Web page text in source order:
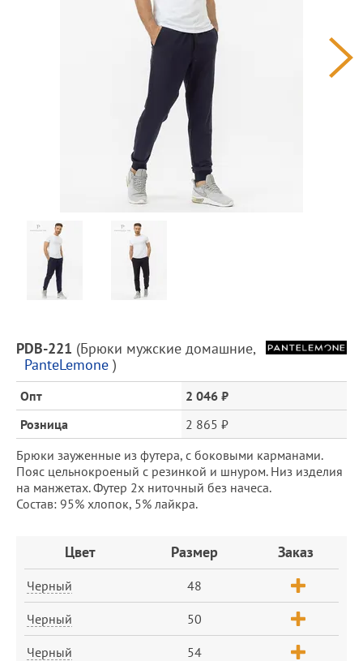
Описание
товара
и
цена
PDB-221 (Брюки мужские домашние,
PanteLemone )
Опт
2 046 ₽
Розница
2 865 ₽
Брюки зауженные из футера, с боковыми карманами.
Пояс цельнокроеный с резинкой и шнуром. Низ изделия
на манжетах. Футер 2х ниточный без начеса.
Состав: 95% хлопок, 5% лайкра.
ЗаказЦвет Размер Заказ
Черный 48
Черный 50
Черный 54